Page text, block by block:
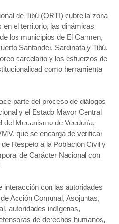
de Tibú (ORTI) cubre la zona
el territorio, las dinámicas
los municipios de El Carmen,
Santander, Sardinata y Tibú.
carcelario y los esfuerzos de
como herramienta
parte del proceso de diálogos
y el Estado Mayor Central
del Mecanismo de Veeduría,
que se encarga de verificar
Respeto a la Población Civil y
de Carácter Nacional con
interacción con las autoridades
Acción Comunal, Asojuntas,
autoridades indígenas,
de derechos humanos,